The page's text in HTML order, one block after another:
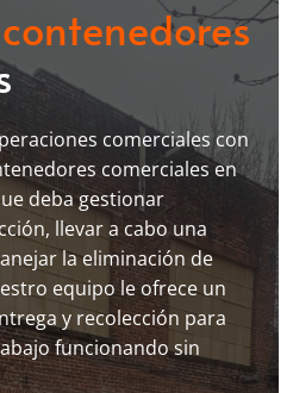
comerciales con
comerciales en
deba gestionar
llevar a cabo una
la eliminación de
equipo le ofrece un
y recolección para
funcionando sin